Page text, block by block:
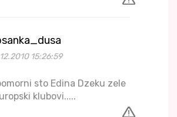
15:26:59
sto Edina Dzeku zele
klubovi.....